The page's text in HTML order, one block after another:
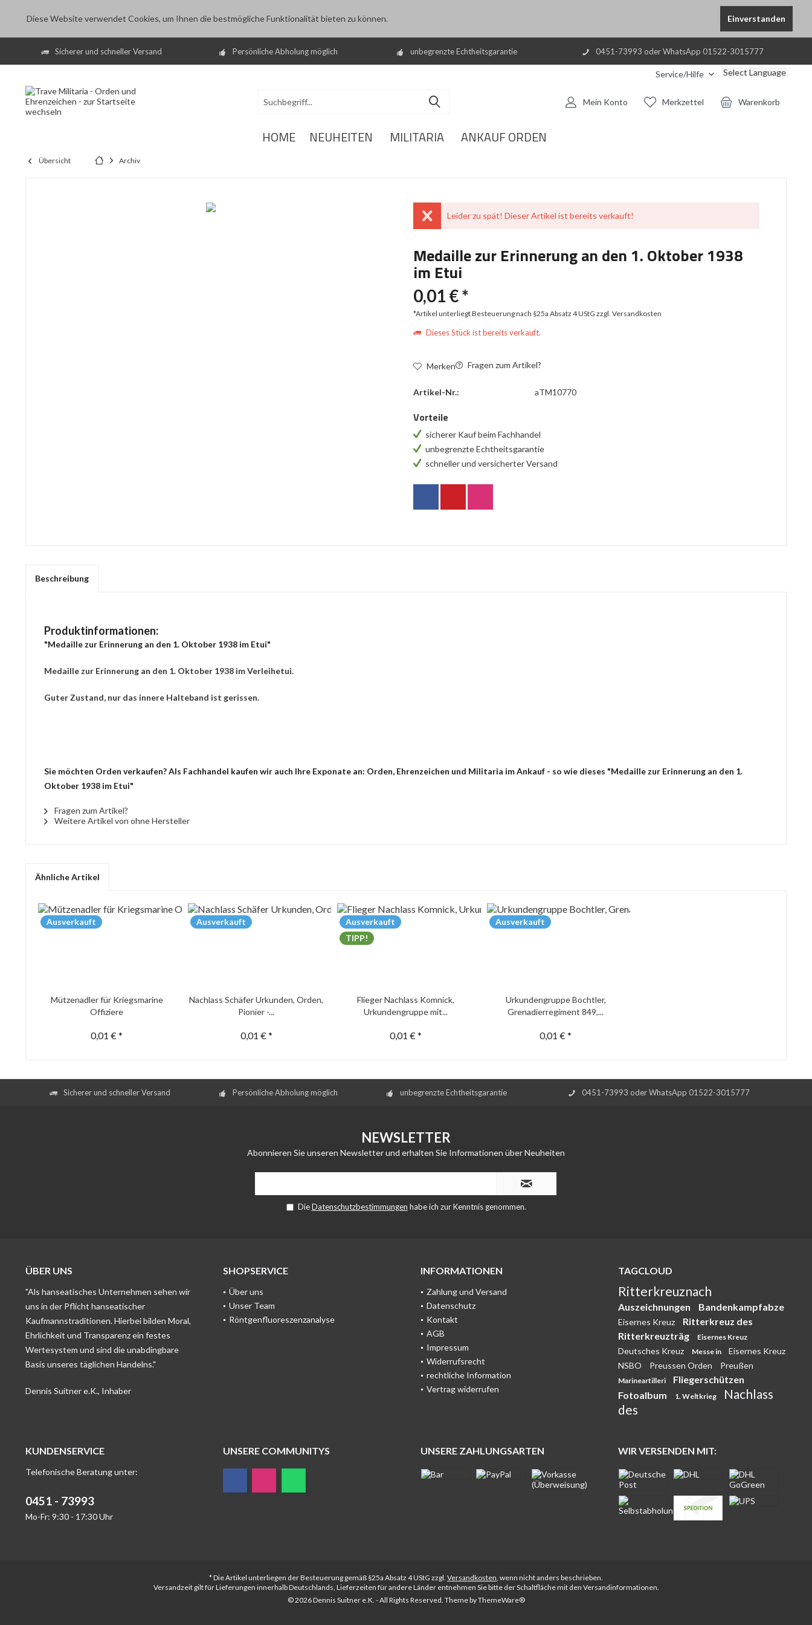
Diese Website verwendet Cookies, um Ihnen die bestmögliche Funktionalität bieten zu können. Einverstanden
Sicherer und schneller Versand Persönliche Abholung möglich unbegrenzte Echtheitsgarantie 0451-73993 oder WhatsApp 01522-3015777
Service/Hilfe Select Language
Warenkorb
Merkzettel
Mein Konto
HOME NEUHEITEN MILITARIA ANKAUF ORDEN
Übersicht Archiv
Leider zu spät! Dieser Artikel ist bereits verkauft!
Medaille zur Erinnerung an den 1. Oktober 1938
im Etui
0,01 € *
*Artikel unterliegt Besteuerung nach §25a Absatz 4 UStGzzgl. Versandkosten
Dieses Stück ist bereits verkauft.
Merken Fragen zum Artikel?
Artikel-Nr.: aTM10770
Vorteile
sicherer Kauf beim Fachhandel
unbegrenzte Echtheitsgarantie
schneller und versicherter Versand
Beschreibung
Produktinformationen:
"Medaille zur Erinnerung an den 1. Oktober 1938 im Etui"
Medaille zur Erinnerung an den 1. Oktober 1938 im Verleihetui.
Guter Zustand, nur das innere Halteband ist gerissen.
Sie möchten Orden verkaufen? Als Fachhandel kaufen wir auch Ihre Exponate an: Orden, Ehrenzeichen und Militaria im Ankauf - so wie dieses "Medaille zur Erinnerung an den 1.
Oktober 1938 im Etui"
Fragen zum Artikel?
Weitere Artikel von ohne Hersteller
Ähnliche Artikel
Ausverkauft
Mützenadler für Kriegsmarine
Offiziere
0,01 € *
Ausverkauft
Nachlass Schäfer Urkunden, Orden,
Pionier -...
0,01 € *
Ausverkauft
TIPP!
Flieger Nachlass Komnick,
Urkundengruppe mit...
0,01 € *
Ausverkauft
Urkundengruppe Bochtler,
Grenadierregiment 849,...
0,01 € *
Sicherer und schneller Versand Persönliche Abholung möglich unbegrenzte Echtheitsgarantie 0451-73993 oder WhatsApp 01522-3015777
NEWSLETTER
Abonnieren Sie unseren Newsletter und erhalten Sie Informationen über Neuheiten
DieDatenschutzbestimmungen habe ich zur Kenntnis genommen.
ÜBER UNS
"Als hanseatisches Unternehmen sehen wir
uns in der Pflicht hanseatischer
Kaufmannstraditionen. Hierbei bilden Moral,
Ehrlichkeit und Transparenz ein festes
Wertesystem und sind die unabdingbare
Basis unseres täglichen Handelns."
Dennis Suitner e.K., Inhaber
SHOPSERVICE
Über uns
Unser Team
Röntgenfluoreszenzanalyse
INFORMATIONEN
Zahlung und Versand
Datenschutz
Kontakt
AGB
Impressum
Widerrufsrecht
rechtliche Information
Vertrag widerrufen
TAGCLOUD
Ritterkreuznach
Auszeichnungen Bandenkampfabze
Eisernes Kreuz
Ritterkreuz des
Ritterkreuzträg
Eisernes Kreuz
Deutsches Kreuz Messe in
Eisernes Kreuz
NSBO
Preussen Orden Preußen
Marineartilleri
Fliegerschützen
Fotoalbum
1. Weltkrieg
Nachlass
des
KUNDENSERVICE
Telefonische Beratung unter:
0451 - 73993
Mo-Fr: 9:30 - 17:30 Uhr
UNSERE COMMUNITYS UNSERE ZAHLUNGSARTEN WIR VERSENDEN MIT:
* Die Artikel unterliegen der Besteuerung gemäß §25a Absatz 4 UStG zzgl. Versandkosten, wenn nicht anders beschrieben.
Versandzeit gilt für Lieferungen innerhalb Deutschlands, Lieferzeiten für andere Länder entnehmen Sie bitte der Schaltfläche mit den Versandinformationen.
© 2026 Dennis Suitner e.K. - All Rights Reserved. Theme byThemeWare®